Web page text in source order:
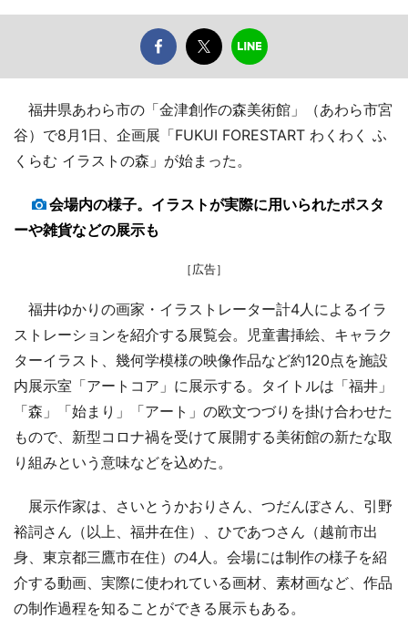
福井県あわら市の「金津創作の森美術館」（あわら市宮
谷）で8月1日、企画展「FUKUI FORESTART わくわく ふ
くらむ イラストの森」が始まった。
会場内の様子。イラストが実際に用いられたポスタ
ーや雑貨などの展示も
［広告］
福井ゆかりの画家・イラストレーター計4人によるイラ
ストレーションを紹介する展覧会。児童書挿絵、キャラク
ターイラスト、幾何学模様の映像作品など約120点を施設
内展示室「アートコア」に展示する。タイトルは「福井」
「森」「始まり」「アート」の欧文つづりを掛け合わせた
もので、新型コロナ禍を受けて展開する美術館の新たな取
り組みという意味などを込めた。
展示作家は、さいとうかおりさん、つだんぼさん、引野
裕詞さん（以上、福井在住）、ひであつさん（越前市出
身、東京都三鷹市在住）の4人。会場には制作の様子を紹
介する動画、実際に使われている画材、素材画など、作品
の制作過程を知ることができる展示もある。